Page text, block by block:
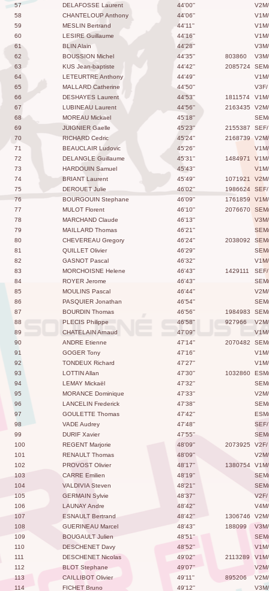
57
DELAFOSSE Laurent 44'00''
V2M/
58
CHANTELOUP Anthony 44'06''
V1M/
59
MESLIN Bertrand 44'11''
V1M/
60
LESIRE Guillaume 44'16''
V1M/
61
BLIN Alain 44'28''
V3M/
62
BOUSSION Michel 44'35'' 803860
V3M/
63
KUS Jean-baptiste 44'42'' 2085724
SEM/
64
LETEURTRE Anthony 44'49''
V1M/
65
MALLARD Catherine 44'50''
V3F/
66
DESHAYES Laurent 44'53'' 1811574
V1M/
67
LUBINEAU Laurent 44'56'' 2163435
V2M/
68
MOREAU Mickael 45'18''
SEM/
69
JUIGNIER Gaelle 45'23'' 2155387
SEF/
70
RICHARD Cedric 45'24'' 2168739
V2M/
71
BEAUCLAIR Ludovic 45'26''
V1M/
72
DELANGLE Guillaume 45'31'' 1484971
V1M/
73
HARDOUIN Samuel 45'43''
V1M/
74
BRIANT Laurent 45'49'' 1071921
V2M/
75
DEROUET Julie 46'02'' 1986624
SEF/
76
BOURGOUIN Stephane 46'09'' 1761859
V1M/
77
MULOT Florent 46'10'' 2076670
SEM/
78
MARCHAND Claude 46'13''
V3M/
79
MAILLARD Thomas 46'21''
SEM/
80
CHEVEREAU Gregory 46'24'' 2038092
SEM/
81
QUILLET Olivier 46'29''
SEM/
82
GASNOT Pascal 46'32''
V1M/
83
MORCHOISNE Helene 46'43'' 1429111
SEF/
84
ROYER Jerome 46'43''
SEM/
85
MOULINS Pascal 46'44''
V2M/
86
PASQUIER Jonathan 46'54''
SEM/
87
BOURDIN Thomas 46'56'' 1984983
SEM/
88
PLECIS Philippe 46'58'' 927966
V2M/
89
CHATELAIN Arnaud 47'09''
V1M/
90
ANDRE Etienne 47'14'' 2070482
SEM/
91
GOGER Tony 47'16''
V1M/
92
TONDEUX Richard 47'27''
V1M/
93
LOTTIN Allan 47'30'' 1032860
ESM/
94
LEMAY Mickaël 47'32''
SEM/
95
MORANCE Dominique 47'33''
V2M/
96
LANCELIN Frederick 47'38''
SEM/
97
GOULETTE Thomas 47'42''
ESM/
98
VADE Audrey 47'48''
SEF/
99
DURIF Xavier 47'55''
SEM/
100
REGENT Marjorie 48'09'' 2073925
V2F/
101
RENAULT Thomas 48'09''
V2M/
102
PROVOST Olivier 48'17'' 1380754
V1M/
103
CARRE Emilien 48'19''
SEM/
104
VALDIVIA Steven 48'21''
SEM/
105
GERMAIN Sylvie 48'37''
V2F/
106
LAUNAY Andre 48'42''
V4M/
107
ESNAULT Bertrand 48'42'' 1306746
V2M/
108
GUERINEAU Marcel 48'43'' 188099
V3M/
109
BOUGAULT Julien 48'51''
SEM/
110
DESCHENET Davy 48'52''
V1M/
111
DESCHENET Nicolas 49'02'' 2113289
V1M/
112
BLOT Stephane 49'07''
V2M/
113
CAILLIBOT Olivier 49'11'' 895206
V2M/
114
FICHET Bruno 49'12'' V3M/